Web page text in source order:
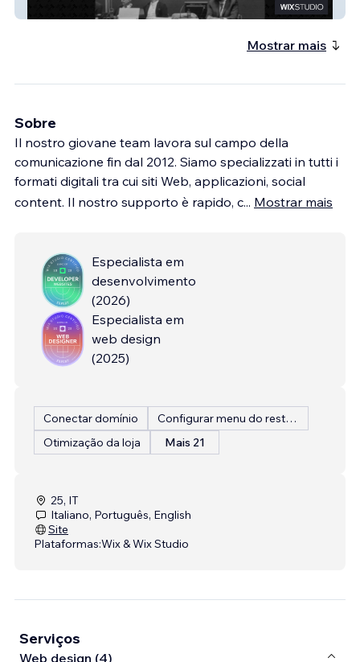
Studio Legale Barzan
Mostrar mais
Sobre
Il nostro giovane team lavora sul campo della
comunicazione fin dal 2012. Siamo specializzati in tutti i
formati digitali tra cui siti Web, applicazioni, social
content. Il nostro supporto è rapido, c... Mostrar mais
Especialista em
desenvolvimento
(2026)
Especialista em
web design
(2025)
Conectar domínio
Configurar menu do restaurante
Otimização da loja
Mais 21
25, IT
Italiano, Português, English
Site
Plataformas:Wix & Wix Studio
Serviços
Web design (4)